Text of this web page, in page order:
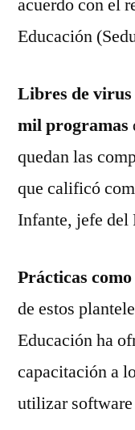
acuerdo con el
Educación
Libres de virus
mil programas
quedan las
que calificó
Infante, jefe del
Prácticas
de estos
Educación ha
capacitación a
utilizar